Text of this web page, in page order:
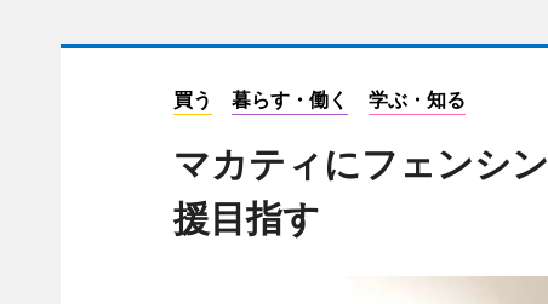
買う 暮らす・働く 学ぶ・知る
マカティにフェンシ
援目指す